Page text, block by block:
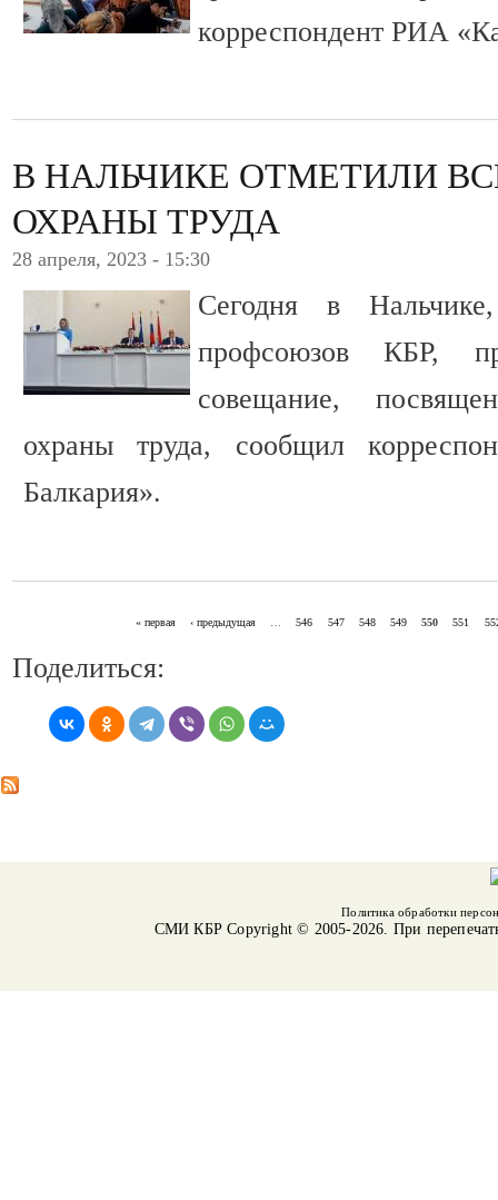
корреспондент РИА
В НАЛЬЧИКЕ ОТМЕТИЛИ
ОХРАНЫ ТРУДА
28 апреля, 2023 - 15:30
Сегодня в
профсоюзов КБР,
совещание,
охраны труда, сообщил
Балкария».
« первая ‹ предыдущая … 546 547 548 549 550 551
Поделиться:
Политика обработки
СМИ КБРCopyright © 2005-2026. При